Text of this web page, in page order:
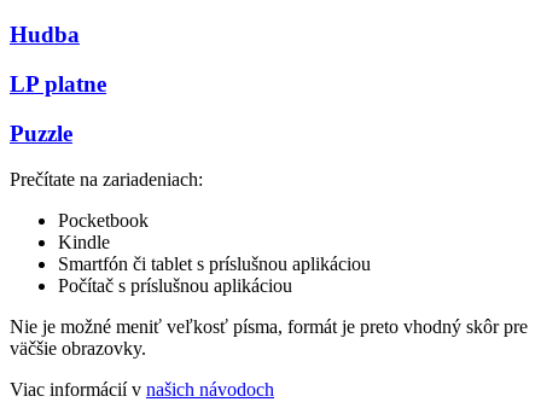
Hudba
LP platne
Puzzle
Prečítate na zariadeniach:
Pocketbook
Kindle
Smartfón či tablet s príslušnou aplikáciou
Počítač s príslušnou aplikáciou
Nie je možné meniť veľkosť písma, formát je preto vhodný skôr pre
väčšie obrazovky.
Viac informácií v našich návodoch